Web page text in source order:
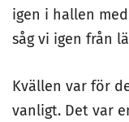
igen i hallen
såg vi igen från
Kvällen var för
vanligt. Det var